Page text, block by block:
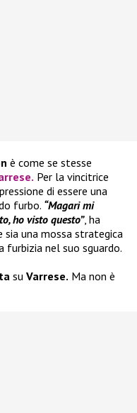
è come se stesse
. Per la vincitrice
di essere una
furbo. “Magari mi
ho visto questo”, ha
sia una mossa strategica
furbizia nel suo sguardo.
su Varrese. Ma non è